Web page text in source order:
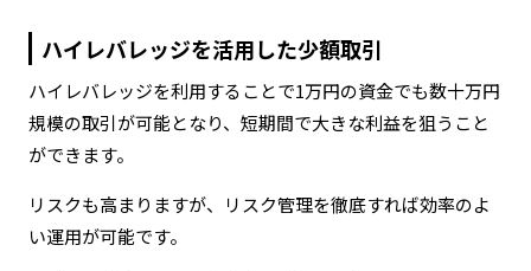
ハイレバレッジを活用した少額取引
ハイレバレッジを利用することで1万円の資金でも数十万円
規模の取引が可能となり、短期間で大きな利益を狙うこと
ができます。
リスクも高まりますが、リスク管理を徹底すれば効率のよ
い運用が可能です。